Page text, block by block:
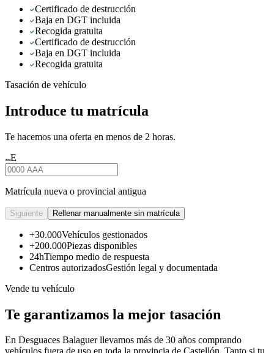
Certificado de destrucción
Baja en DGT incluida
Recogida gratuita
Certificado de destrucción
Baja en DGT incluida
Recogida gratuita
Tasación de vehículo
Introduce tu matrícula
Te hacemos una oferta en menos de 2 horas.
★★★E
Matrícula nueva o provincial antigua
Siguiente Rellenar manualmente sin matrícula
+30.000Vehículos gestionados
+200.000Piezas disponibles
24hTiempo medio de respuesta
Centros autorizadosGestión legal y documentada
Vende tu vehículo
Te garantizamos la mejor tasación
En Desguaces Balaguerllevamos más de 30 años comprando